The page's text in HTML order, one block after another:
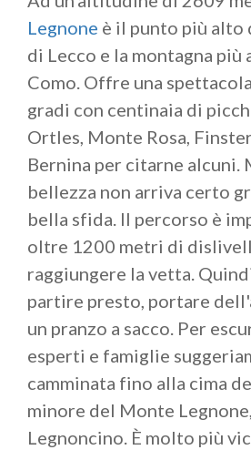
Legnone è il punto più alto
di Lecco e la montagna più
Como. Offre una
gradi con centinaia di
Ortles, Monte Rosa,
Bernina per citarne alcuni.
bellezza non arriva certo
bella sfida. Il percorso è
oltre 1200 metri di
raggiungere la vetta.
partire presto, portare
un pranzo a sacco. Per
esperti e famiglie
camminata fino alla cima
minore del Monte
Legnoncino. È molto più